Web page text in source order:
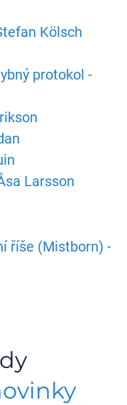
Kölsch
protokol -
Larsson
říše (Mistborn) -